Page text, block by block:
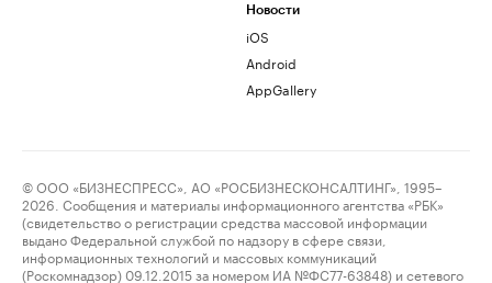
Новости
iOS
Android
AppGallery
© ООО «БИЗНЕСПРЕСС», АО «РОСБИЗНЕСКОНСАЛТИНГ», 1995–
2026. Сообщения и материалы информационного агентства «РБК»
(свидетельство о регистрации средства массовой информации
выдано Федеральной службой по надзору в сфере связи,
информационных технологий и массовых коммуникаций
(Роскомнадзор) 09.12.2015 за номером ИА №ФС77-63848) и сетевого